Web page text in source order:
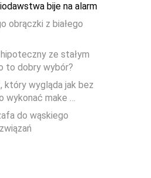
bije na alarm
obrączki z białego
ze stałym
to dobry wybór?
który wygląda jak bez
wykonać make …
do wąskiego